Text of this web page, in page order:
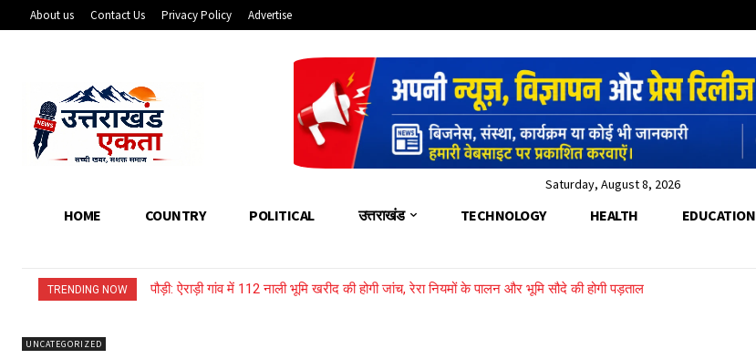
About us Contact Us Privacy Policy Advertise
Saturday, August 8, 2026
HOME COUNTRY POLITICAL उत्तराखंड TECHNOLOGY HEALTH EDUCATION
TRENDING NOW पौड़ी: ऐराड़ी गांव में 112 नाली भूमि खरीद की होगी जांच, रेरा नियमों के पालन और भूमि सौदे की होगी पड़ताल
उत्तराखंड: भारी बारिश से बहा नया लकड़ी का पुल, गदेरे के पार फंसी महिला को SDRF ने रस्सी के सहारे बचाया
UNCATEGORIZED